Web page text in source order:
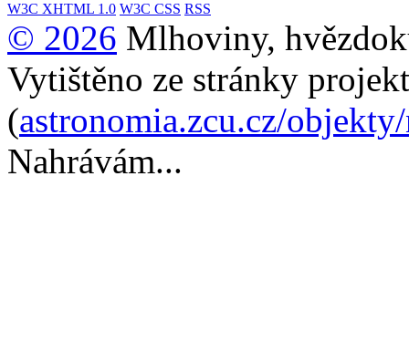
W3C XHTML 1.0 W3C CSS RSS
© 2026 Mlhoviny,
Vytištěno ze stránky
(astronomia.zcu.cz/
Nahrávám...